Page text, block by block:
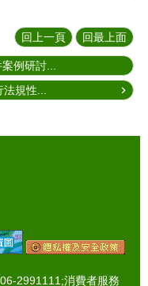
回上一頁 回最上面
例研討...
規性...
2991111;消費者服務